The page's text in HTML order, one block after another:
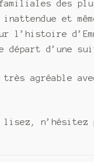
des
inattendue et
l’histoire
départ d’une
très agréable
n’hésitez